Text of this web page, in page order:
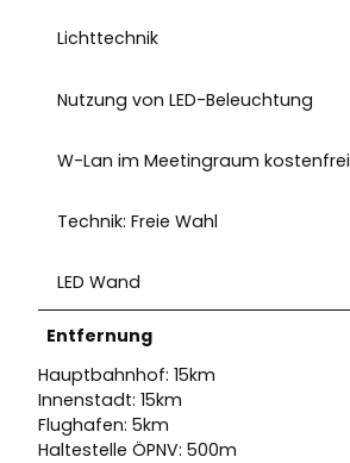
Lichttechnik
Nutzung von LED-Beleuchtung
W-Lan im Meetingraum kostenfrei
Technik: Freie Wahl
LED Wand
Entfernung
Hauptbahnhof: 15km
Innenstadt: 15km
Flughafen: 5km
Haltestelle ÖPNV: 500m